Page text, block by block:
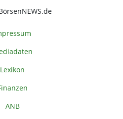
Lexikon
ANB